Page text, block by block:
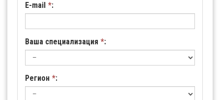
E-mail *:
Ваша специализация *:
Регион *: